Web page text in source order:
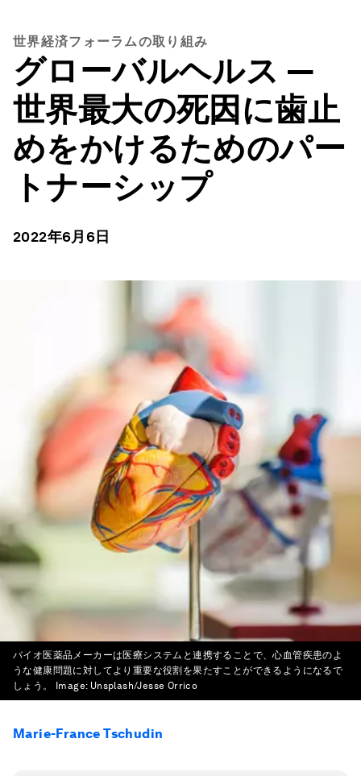
世界経済フォーラムの取り組み
グローバルヘルス ―
世界最大の死因に歯止
めをかけるためのパー
トナーシップ
2022年6月6日
バイオ医薬品メーカーは医療システムと連携することで、心血管疾患のよ
うな健康問題に対してより重要な役割を果たすことができるようになるで
しょう。
Image: Unsplash/Jesse Orrico
Marie-France Tschudin